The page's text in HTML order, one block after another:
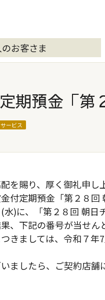
お客さま
期預金「第
ービス
を賜り、厚く御礼申し
付定期預金「第２８
)に、「第２８回 朝日
、下記の番号が当せん
きましては、令和７
ましたら、ご契約店舗